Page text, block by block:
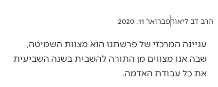
הרב דב ליאורפברואר 11, 2020
עניינה המרכזי של פרשתנו הוא מצוות השמיטה,
שבה אנו מצווים מן התורה להשבית בשנה השביעית
את כל עבודת האדמה.